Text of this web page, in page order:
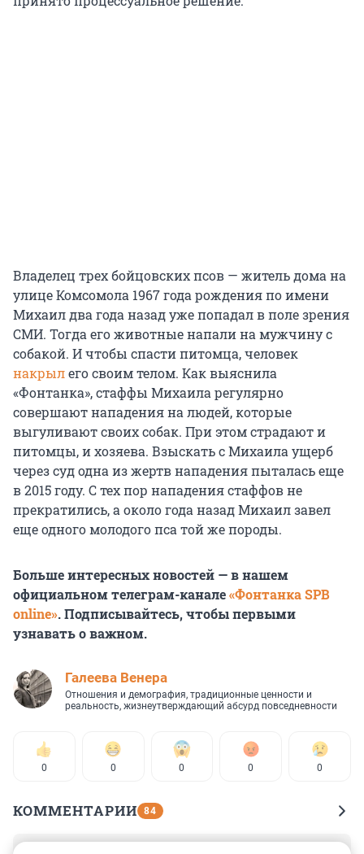
Владелец трех бойцовских псов — житель дома на
улице Комсомола 1967 года рождения по имени
Михаил два года назад уже попадал в поле зрения
СМИ. Тогда его животные напали на мужчину с
собакой. И чтобы спасти питомца, человек
накрылего своим телом. Как выяснила
«Фонтанка», стаффы Михаила регулярно
совершают нападения на людей, которые
выгуливают своих собак. При этом страдают и
питомцы, и хозяева. Взыскать с Михаила ущерб
через суд одна из жертв нападения пыталась еще
в 2015 году. С тех пор нападения стаффов не
прекратились, а около года назад Михаил завел
еще одного молодого пса той же породы.
Больше интересных новостей — в нашем
официальном телеграм-канале«Фонтанка SPB
online». Подписывайтесь, чтобы первыми
узнавать о важном.
Галеева Венера
Отношения и демография, традиционные ценности и
реальность, жизнеутверждающий абсурд повседневности
0 0 0 0 0
КОММЕНТАРИИ 84